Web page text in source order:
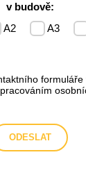
v budově:
A2 A3
formuláře